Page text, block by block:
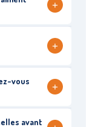
+
+
vous
+
avant